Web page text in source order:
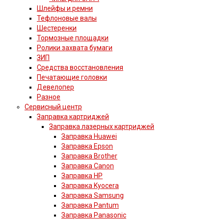
Шлейфы и ремни
Тефлоновые валы
Шестеренки
Тормозные площадки
Ролики захвата бумаги
ЗИП
Средства восстановления
Печатающие головки
Девелопер
Разное
Сервисный центр
Заправка картриджей
Заправка лазерных картриджей
Заправка Huawei
Заправка Epson
Заправка Brother
Заправка Canon
Заправка HP
Заправка Kyocera
Заправка Samsung
Заправка Pantum
Заправка Panasonic